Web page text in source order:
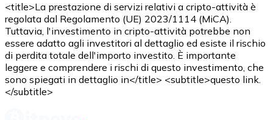
<title>La prestazione di servizi relativi a cripto-attività è
regolata dal Regolamento (UE) 2023/1114 (MiCA).
Tuttavia, l'investimento in cripto-attività potrebbe non
essere adatto agli investitori al dettaglio ed esiste il rischio
di perdita totale dell'importo investito. È importante
leggere e comprendere i rischi di questo investimento, che
sono spiegati in dettaglio in</title> <subtitle>questo link.
</subtitle>